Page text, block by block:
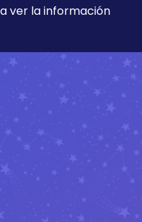
ver la información